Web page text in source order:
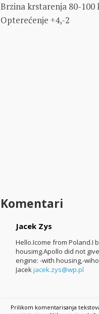
Brzina krstarenja 80-100
Opterećenje +4,-2
Komentari
Jacek Zys
Hello.Icome from Poland.I
housimg.Apollo did not
engine: -with housing,-
Jacekjacek.zys@wp.pl
Prilikom komentarisanja